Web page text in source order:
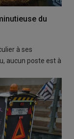
du
à ses
aucun poste est à